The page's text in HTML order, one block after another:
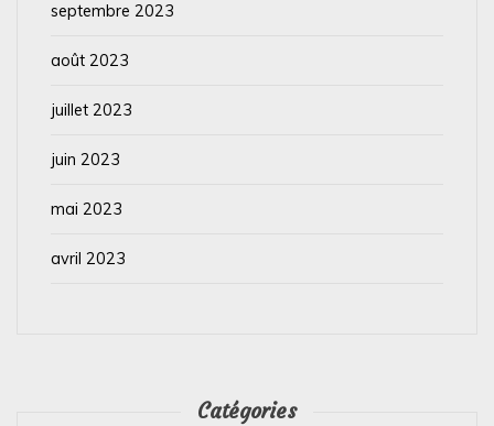
septembre 2023
août 2023
juillet 2023
juin 2023
mai 2023
avril 2023
Catégories